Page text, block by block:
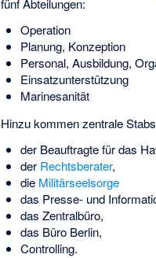
fünf Abteilungen:
Operation
Planung, Konzeption
Personal, Ausbildung,
Einsatzunterstützung
Marinesanität
Hinzu kommen zentrale
der Beauftragte für das
der Rechtsberater,
die Militärseelsorge
das Presse- und
das Zentralbüro,
das Büro Berlin,
Controlling.